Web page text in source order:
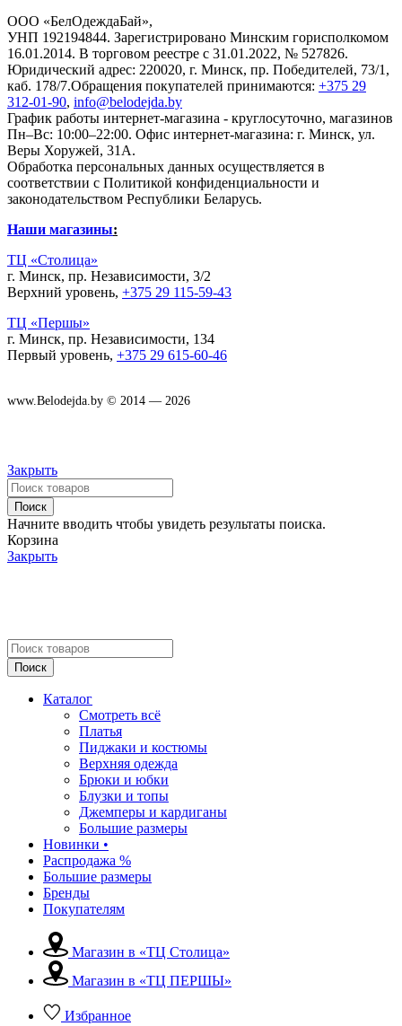
ООО «БелОдеждаБай»,
УНП 192194844. Зарегистрировано Минским горисполкомом
16.01.2014. В торговом реестре с 31.01.2022, № 527826.
Юридический адрес: 220020, г. Минск, пр. Победителей, 73/1,
каб. 178/7.Обращения покупателей принимаются: +375 29
312-01-90, info@belodejda.by
График работы интернет-магазина - круглосуточно, магазинов
Пн–Вс: 10:00–22:00. Офис интернет-магазина: г. Минск, ул.
Веры Хоружей, 31А.
Обработка персональных данных осуществляется в
соответствии с Политикой конфиденциальности и
законодательством Республики Беларусь.
Наши магазины:
ТЦ «Столица»
г. Минск, пр. Независимости, 3/2
Верхний уровень, +375 29 115-59-43
ТЦ «Першы»
г. Минск, пр. Независимости, 134
Первый уровень, +375 29 615-60-46
www.Belodejda.by © 2014 — 2026
Закрыть
Поиск
Начните вводить чтобы увидеть результаты поиска.
Корзина
Закрыть
Поиск
Каталог
Смотреть всё
Платья
Пиджаки и костюмы
Верхняя одежда
Брюки и юбки
Блузки и топы
Джемперы и кардиганы
Большие размеры
Новинки •
Распродажа %
Большие размеры
Бренды
Покупателям
Магазин в «ТЦ Столица»
Магазин в «ТЦ ПЕРШЫ»
Избранное